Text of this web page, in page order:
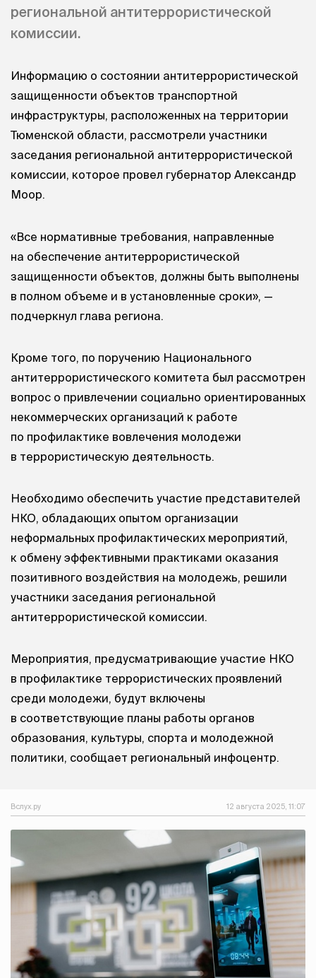
региональной антитеррористической
комиссии.
Информацию о состоянии антитеррористической
защищенности объектов транспортной
инфраструктуры, расположенных на территории
Тюменской области, рассмотрели участники
заседания региональной антитеррористической
комиссии, которое провел губернатор Александр
Моор.
«Все нормативные требования, направленные
на обеспечение антитеррористической
защищенности объектов, должны быть выполнены
в полном объеме и в установленные сроки», —
подчеркнул глава региона.
Кроме того, по поручению Национального
антитеррористического комитета был рассмотрен
вопрос о привлечении социально ориентированных
некоммерческих организаций к работе
по профилактике вовлечения молодежи
в террористическую деятельность.
Необходимо обеспечить участие представителей
НКО, обладающих опытом организации
неформальных профилактических мероприятий,
к обмену эффективными практиками оказания
позитивного воздействия на молодежь, решили
участники заседания региональной
антитеррористической комиссии.
Мероприятия, предусматривающие участие НКО
в профилактике террористических проявлений
среди молодежи, будут включены
в соответствующие планы работы органов
образования, культуры, спорта и молодежной
политики, сообщает региональный инфоцентр.
Вслух.ру 12 августа 2025, 11:07